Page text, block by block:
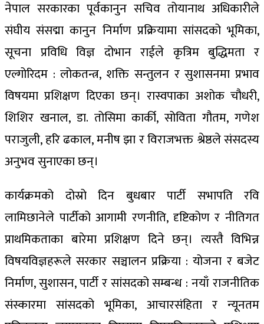
नेपाल सरकारका पूर्वकानुन सचिव तोयानाथ अधिकारीले
संघीय संसद्मा कानुन निर्माण प्रक्रियामा सांसदको भूमिका,
सूचना प्रविधि विज्ञ दोभान राईले कृत्रिम बुद्धिमता र
एल्गोरिदम : लोकतन्त्र, शक्ति सन्तुलन र सुशासनमा प्रभाव
विषयमा प्रशिक्षण दिएका छन्। रास्वपाका अशोक चौधरी,
शिशिर खनाल, डा. तोसिमा कार्की, सोविता गौतम, गणेश
पराजुली, हरि ढकाल, मनीष झा र विराजभक्त श्रेष्ठले संसदस्य
अनुभव सुनाएका छन्।
कार्यक्रमको दोस्रो दिन बुधबार पार्टी सभापति रवि
लामिछानेले पार्टीको आगामी रणनीति, दृष्टिकोण र नीतिगत
प्राथमिकताका बारेमा प्रशिक्षण दिने छन्। त्यस्तै विभिन्न
विषयविज्ञहरूले सरकार सञ्चालन प्रक्रिया : योजना र बजेट
निर्माण, सुशासन, पार्टी र सांसदको सम्बन्ध : नयाँ राजनीतिक
संस्कारमा सांसदको भूमिका, आचारसंहिता र न्यूनतम